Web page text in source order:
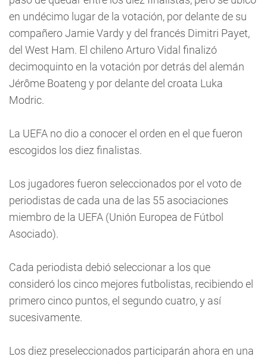
en undécimo lugar de la votación, por delante de su
compañero Jamie Vardy y del francés Dimitri Payet,
del West Ham. El chileno Arturo Vidal finalizó
decimoquinto en la votación por detrás del alemán
Jérôme Boateng y por delante del croata Luka
Modric.
La UEFA no dio a conocer el orden en el que fueron
escogidos los diez finalistas.
Los jugadores fueron seleccionados por el voto de
periodistas de cada una de las 55 asociaciones
miembro de la UEFA (Unión Europea de Fútbol
Asociado).
Cada periodista debió seleccionar a los que
consideró los cinco mejores futbolistas, recibiendo el
primero cinco puntos, el segundo cuatro, y así
sucesivamente.
Los diez preseleccionados participarán ahora en una